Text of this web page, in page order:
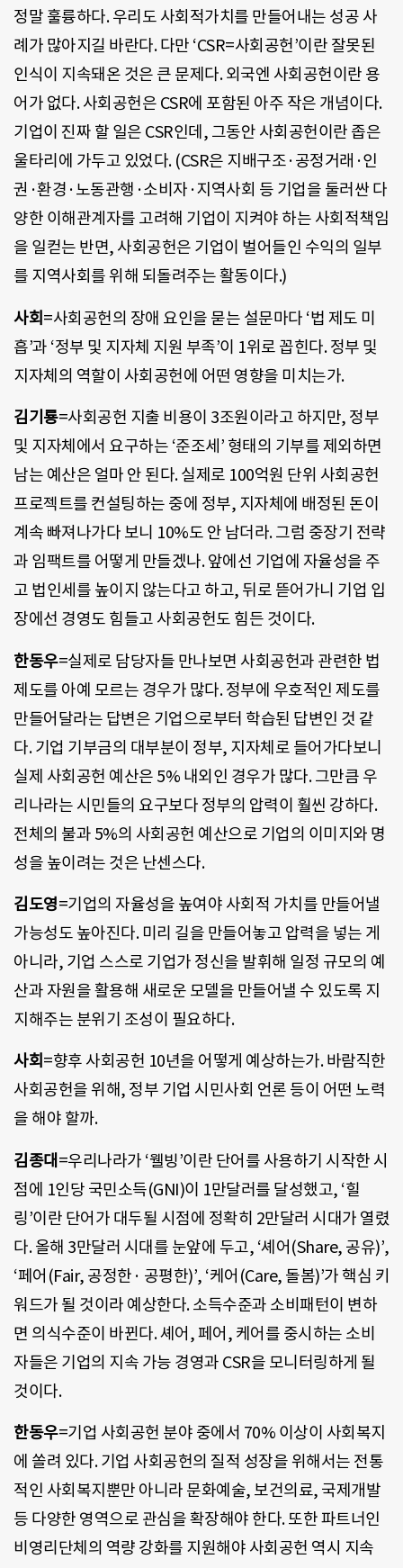
정말 훌륭하다. 우리도 사회적가치를 만들어내는 성공 사
례가 많아지길 바란다. 다만 ‘CSR=사회공헌’이란 잘못된
인식이 지속돼온 것은 큰 문제다. 외국엔 사회공헌이란 용
어가 없다. 사회공헌은 CSR에 포함된 아주 작은 개념이다.
기업이 진짜 할 일은 CSR인데, 그동안 사회공헌이란 좁은
울타리에 가두고 있었다. (CSR은 지배구조·공정거래·인
권·환경·노동관행·소비자·지역사회 등 기업을 둘러싼 다
양한 이해관계자를 고려해 기업이 지켜야 하는 사회적책임
을 일컫는 반면, 사회공헌은 기업이 벌어들인 수익의 일부
를 지역사회를 위해 되돌려주는 활동이다.)
사회=사회공헌의 장애 요인을 묻는 설문마다 ‘법 제도 미
흡’과 ‘정부 및 지자체 지원 부족’이 1위로 꼽힌다. 정부 및
지자체의 역할이 사회공헌에 어떤 영향을 미치는가.
김기룡=사회공헌 지출 비용이 3조원이라고 하지만, 정부
및 지자체에서 요구하는 ‘준조세’ 형태의 기부를 제외하면
남는 예산은 얼마 안 된다. 실제로 100억원 단위 사회공헌
프로젝트를 컨설팅하는 중에 정부, 지자체에 배정된 돈이
계속 빠져나가다 보니 10%도 안 남더라. 그럼 중장기 전략
과 임팩트를 어떻게 만들겠나. 앞에선 기업에 자율성을 주
고 법인세를 높이지 않는다고 하고, 뒤로 뜯어가니 기업 입
장에선 경영도 힘들고 사회공헌도 힘든 것이다.
한동우=실제로 담당자들 만나보면 사회공헌과 관련한 법
제도를 아예 모르는 경우가 많다. 정부에 우호적인 제도를
만들어달라는 답변은 기업으로부터 학습된 답변인 것 같
다. 기업 기부금의 대부분이 정부, 지자체로 들어가다보니
실제 사회공헌 예산은 5% 내외인 경우가 많다. 그만큼 우
리나라는 시민들의 요구보다 정부의 압력이 훨씬 강하다.
전체의 불과 5%의 사회공헌 예산으로 기업의 이미지와 명
성을 높이려는 것은 난센스다.
김도영=기업의 자율성을 높여야 사회적 가치를 만들어낼
가능성도 높아진다. 미리 길을 만들어놓고 압력을 넣는 게
아니라, 기업 스스로 기업가 정신을 발휘해 일정 규모의 예
산과 자원을 활용해 새로운 모델을 만들어낼 수 있도록 지
지해주는 분위기 조성이 필요하다.
사회=향후 사회공헌 10년을 어떻게 예상하는가. 바람직한
사회공헌을 위해, 정부 기업 시민사회 언론 등이 어떤 노력
을 해야 할까.
김종대 =우리나라가 ‘웰빙’이란 단어를 사용하기 시작한 시
점에 1인당 국민소득(GNI)이 1만달러를 달성했고, ‘힐
링’이란 단어가 대두될 시점에 정확히 2만달러 시대가 열렸
다. 올해 3만달러 시대를 눈앞에 두고, ‘셰어(Share, 공유)’,
‘페어(Fair, 공정한· 공평한)’, ‘케어(Care, 돌봄)’가 핵심 키
워드가 될 것이라 예상한다. 소득수준과 소비패턴이 변하
면 의식수준이 바뀐다. 셰어, 페어, 케어를 중시하는 소비
자들은 기업의 지속 가능 경영과 CSR을 모니터링하게 될
것이다.
한동우=기업 사회공헌 분야 중에서 70% 이상이 사회복지
에 쏠려 있다. 기업 사회공헌의 질적 성장을 위해서는 전통
적인 사회복지뿐만 아니라 문화예술, 보건의료, 국제개발
등 다양한 영역으로 관심을 확장해야 한다. 또한 파트너인
비영리단체의 역량 강화를 지원해야 사회공헌 역시 지속